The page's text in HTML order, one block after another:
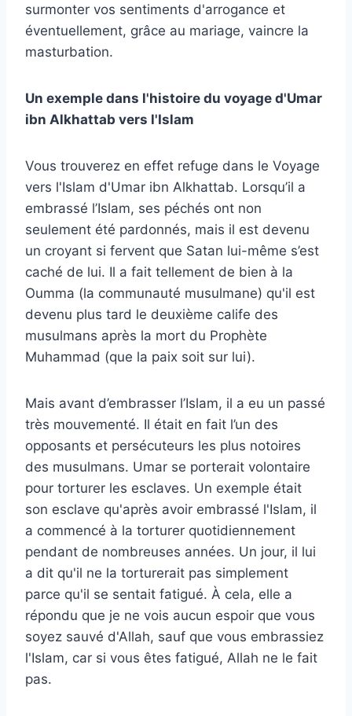
surmonter vos sentiments d'arrogance et
éventuellement, grâce au mariage, vaincre la
masturbation.
Un exemple dans l'histoire du voyage d'Umar
ibn Alkhattab vers l'Islam
Vous trouverez en effet refuge dans le Voyage
vers l'Islam d'Umar ibn Alkhattab. Lorsqu’il a
embrassé l’Islam, ses péchés ont non
seulement été pardonnés, mais il est devenu
un croyant si fervent que Satan lui-même s’est
caché de lui. Il a fait tellement de bien à la
Oumma (la communauté musulmane) qu'il est
devenu plus tard le deuxième calife des
musulmans après la mort du Prophète
Muhammad (que la paix soit sur lui).
Mais avant d’embrasser l’Islam, il a eu un passé
très mouvementé. Il était en fait l’un des
opposants et persécuteurs les plus notoires
des musulmans. Umar se porterait volontaire
pour torturer les esclaves. Un exemple était
son esclave qu'après avoir embrassé l'Islam, il
a commencé à la torturer quotidiennement
pendant de nombreuses années. Un jour, il lui
a dit qu'il ne la torturerait pas simplement
parce qu'il se sentait fatigué. À cela, elle a
répondu que je ne vois aucun espoir que vous
soyez sauvé d'Allah, sauf que vous embrassiez
l'Islam, car si vous êtes fatigué, Allah ne le fait
pas.